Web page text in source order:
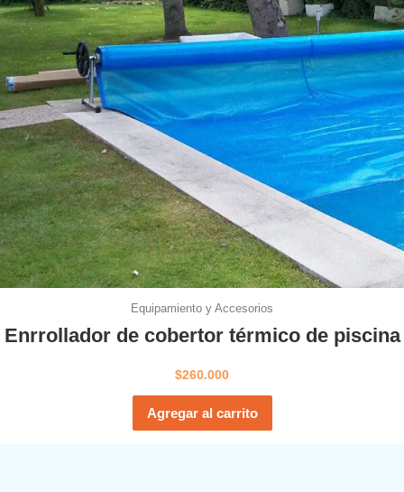
Equipamiento y Accesorios
Enrrollador de cobertor térmico de piscina
$260.000
Agregar al carrito